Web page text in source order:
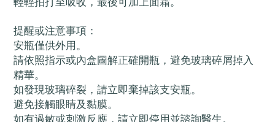
提醒或注意事項：
安瓶僅供外用。
請依照指示或內盒圖解正確開瓶，避免玻璃碎屑掉入
精華。
如發現玻璃碎裂，請立即棄掉該支安瓶。
避免接觸眼睛及黏膜。
如有過敏或刺激反應，請立即停用並諮詢醫生。